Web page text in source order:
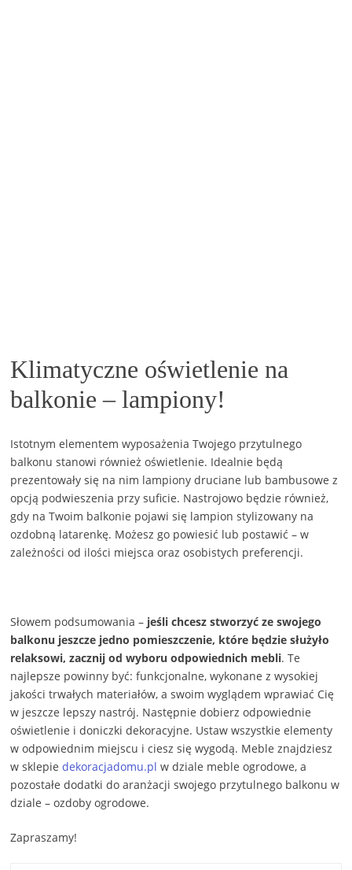
Klimatyczne oświetlenie na
balkonie – lampiony!
Istotnym elementem wyposażenia Twojego przytulnego
balkonu stanowi również oświetlenie. Idealnie będą
prezentowały się na nim lampiony druciane lub bambusowe z
opcją podwieszenia przy suficie. Nastrojowo będzie również,
gdy na Twoim balkonie pojawi się lampion stylizowany na
ozdobną latarenkę. Możesz go powiesić lub postawić – w
zależności od ilości miejsca oraz osobistych preferencji.
Słowem podsumowania – jeśli chcesz stworzyć ze swojego
balkonu jeszcze jedno pomieszczenie, które będzie służyło
relaksowi, zacznij od wyboru odpowiednich mebli. Te
najlepsze powinny być: funkcjonalne, wykonane z wysokiej
jakości trwałych materiałów, a swoim wyglądem wprawiać Cię
w jeszcze lepszy nastrój. Następnie dobierz odpowiednie
oświetlenie i doniczki dekoracyjne. Ustaw wszystkie elementy
w odpowiednim miejscu i ciesz się wygodą. Meble znajdziesz
w sklepiedekoracjadomu.pl w dziale meble ogrodowe, a
pozostałe dodatki do aranżacji swojego przytulnego balkonu w
dziale – ozdoby ogrodowe.
Zapraszamy!